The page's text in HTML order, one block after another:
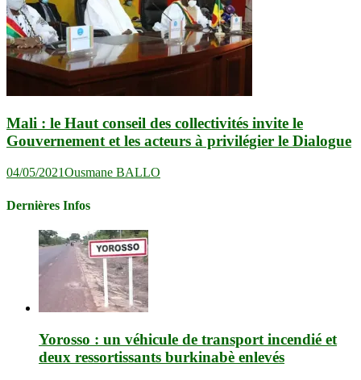
Mali : le Haut conseil des collectivités invite le
Gouvernement et les acteurs à privilégier le Dialogue
04/05/2021Ousmane BALLO
Dernières Infos
Yorosso : un véhicule de transport incendié et
deux ressortissants burkinabè enlevés